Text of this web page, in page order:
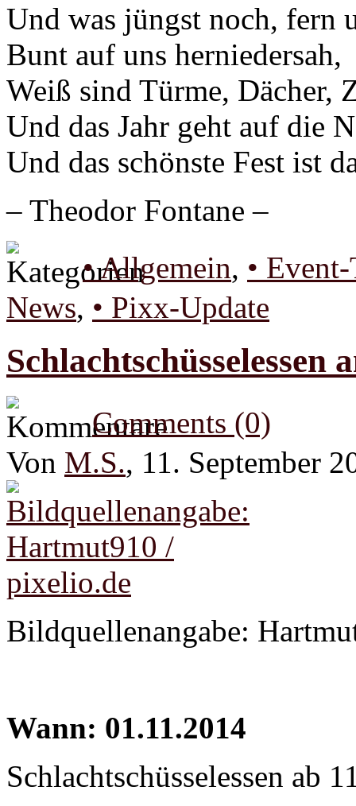
Und was jüngst noch, fern
Bunt auf uns herniedersah,
Weiß sind Türme, Dächer,
Und das Jahr geht auf die
Und das schönste Fest ist
– Theodor Fontane –
• Allgemein, •
News, • Pixx-Update
Schlachtschüsselessen
Comments (0)
Von M.S., 11. September
Bildquellenangabe:
Wann: 01.11.2014
Schlachtschüsselessen ab